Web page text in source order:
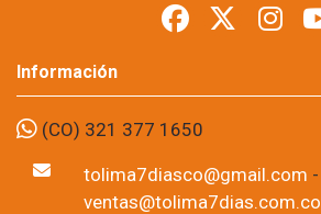
Información
(CO) 321 377 1650
tolima7diasco@gmail.com -
ventas@tolima7dias.com.co